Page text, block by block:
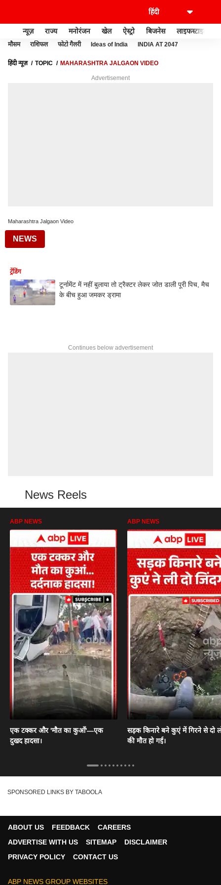
न्यूज़ राज्य मनोरंजन खेल ऐस्ट्रो बिजनेस लाइफस्टाइल
मौसम राशिफल फोटो गैलरी Ideas of India INDIA AT 2047
हिंदी न्यूज़ TOPIC MAHARASHTRA JALGAON VIDEO
Advertisement
Maharashtra Jalgaon Video
NEWS
ट्रेंडिंग
टूर्नामेंट में नहीं बुलाया तो ट्रैक्टर लेकर जोत डाली पूरी पिच, मैच
के बीच हुआ जमकर ड्रामा
Continues below advertisement
News Reels
ABP NEWS
एक टक्कर और 'मौत का कुआँ'—एक
दुखद हादसा।
ABP NEWS
सड़क किनारे बने कुएं में गिरने से दो
की मौत हो गई।
SPONSORED LINKS BY TABOOLA
ABOUT US FEEDBACK
CAREERS
ADVERTISE WITH US
SITEMAP
DISCLAIMER
PRIVACY POLICY
CONTACT US
ABP NEWS GROUP WEBSITES